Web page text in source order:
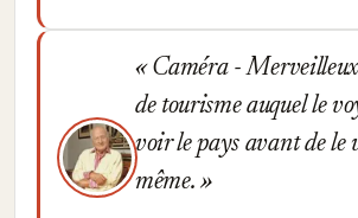
Caméra -
de tourisme auquel le
voir le pays avant de le
même.